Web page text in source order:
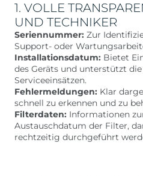
1. VOLLE
UND TECHNIKER
Seriennummer: Zur
Support- oder
Installationsdatum: Bietet
des Geräts und unterstützt
Serviceeinsätzen.
Fehlermeldungen: Klar
schnell zu erkennen und zu
Filterdaten: Informationen
Austauschdatum der Filter,
rechtzeitig durchgeführt